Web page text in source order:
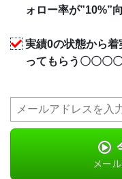
ォロー率が”10%”
実績0の状態から
ってもらう〇〇〇
メー